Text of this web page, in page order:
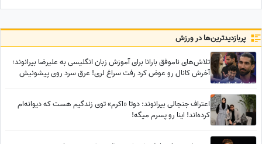
عزای شهریار فوتبال ایران در مقام
پربازدید‌ترین‌ها در ورزش
تلاش‌های ناموفق بارانا برای آموزش زبان انگلیسی به علیرضا بیرانوند؛
آخرش کانال رو عوض کرد رفت سراغ لری! عرق سرد روی پیشونیش
اعتراف جنجالی بیرانوند: دوتا «اکرم» توی زندگیم هست که دیوانه‌ام
کرده‌اند! اینا رو پسرم میگه!